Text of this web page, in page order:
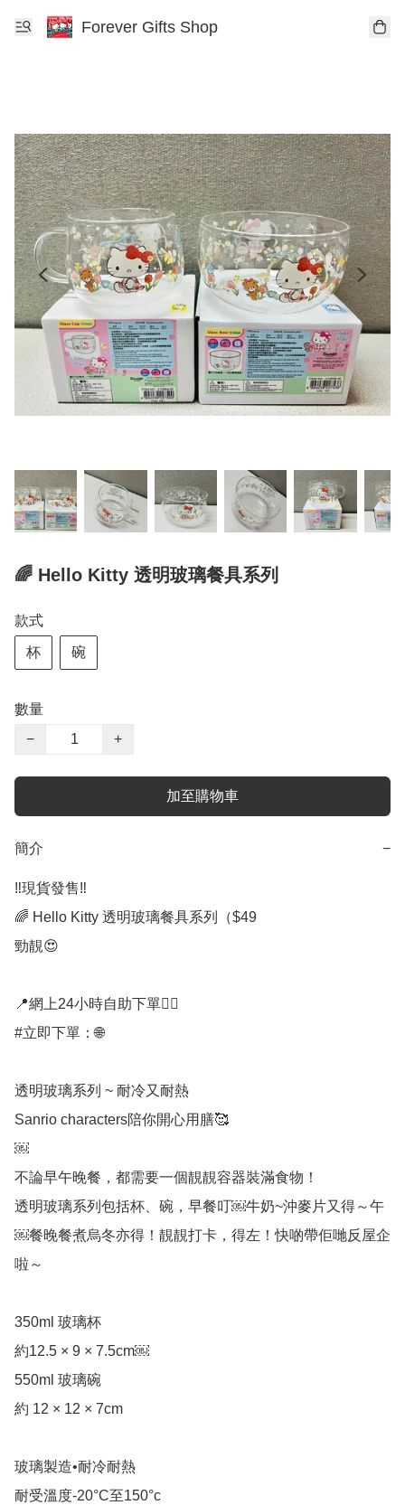
Forever Gifts Shop
🌈 Hello Kitty 透明玻璃餐具系列
款式
杯 碗
數量
−
+
加至購物車
簡介 −
‼️現貨發售‼️
🌈 Hello Kitty 透明玻璃餐具系列（$49
勁靚😍
📍網上24小時自助下單👍🏻
#立即下單：🌐
透明玻璃系列 ~ 耐冷又耐熱
Sanrio characters陪你開心用膳🥰
￼
不論早午晚餐，都需要一個靚靚容器裝滿食物！
透明玻璃系列包括杯、碗，早餐叮￼牛奶~沖麥片又得～午
￼餐晚餐煮烏冬亦得！靚靚打卡，得左！快啲帶佢哋反屋企
啦～
350ml 玻璃杯
約12.5 × 9 × 7.5cm￼
550ml 玻璃碗
約 12 × 12 × 7cm
玻璃製造•耐冷耐熱
耐受溫度-20°C至150°c